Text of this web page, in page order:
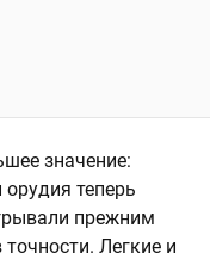
значение:
теперь
прежним
Легкие и